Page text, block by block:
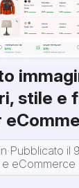
stile e
·Pubblicato il
e eCommerce